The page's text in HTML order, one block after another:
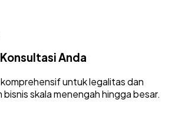
Anda
untuk legalitas dan
skala menengah hingga besar.